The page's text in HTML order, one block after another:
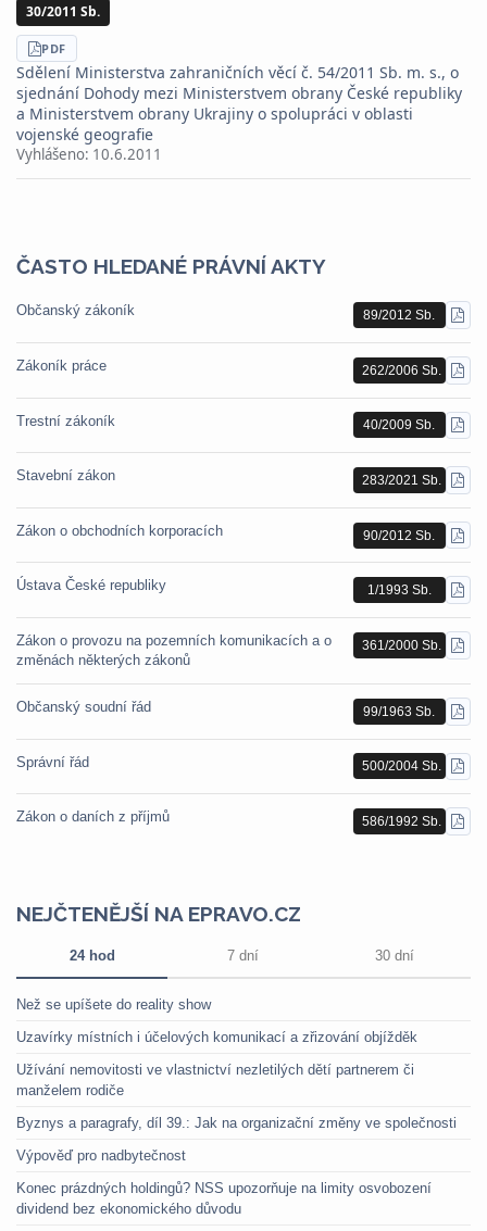
30/2011 Sb.
STÁHNOUT
PDF
Sdělení Ministerstva zahraničních věcí č. 54/2011 Sb. m. s., o
sjednání Dohody mezi Ministerstvem obrany České republiky
a Ministerstvem obrany Ukrajiny o spolupráci v oblasti
vojenské geografie
Vyhlášeno: 10.6.2011
ČASTO HLEDANÉ PRÁVNÍ AKTY
Občanský zákoník 89/2012 Sb.
PDF
Zákoník práce 262/2006 Sb.
PDF
Trestní zákoník 40/2009 Sb.
PDF
Stavební zákon 283/2021 Sb.
PDF
Zákon o obchodních korporacích 90/2012 Sb.
PDF
Ústava České republiky 1/1993 Sb.
PDF
Zákon o provozu na pozemních komunikacích a o
změnách některých zákonů
361/2000 Sb.
PDF
Občanský soudní řád 99/1963 Sb.
PDF
Správní řád 500/2004 Sb.
PDF
Zákon o daních z příjmů 586/1992 Sb.
PDF
NEJČTENĚJŠÍ NA EPRAVO.CZ
24 hod 7 dní 30 dní
Než se upíšete do reality show
Uzavírky místních i účelových komunikací a zřizování objížděk
Užívání nemovitosti ve vlastnictví nezletilých dětí partnerem či
manželem rodiče
Byznys a paragrafy, díl 39.: Jak na organizační změny ve společnosti
Výpověď pro nadbytečnost
Konec prázdných holdingů? NSS upozorňuje na limity osvobození
dividend bez ekonomického důvodu